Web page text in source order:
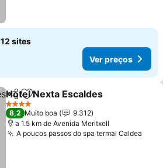
12 sites
Ver preços
PartilharAdicionar aos favoritos
Hotel Nexta Escaldes
4 Estrelas
8,2 Muito boa
9.312
a 1.5 km de Avenida Meritxell
A poucos passos do spa termal Caldea